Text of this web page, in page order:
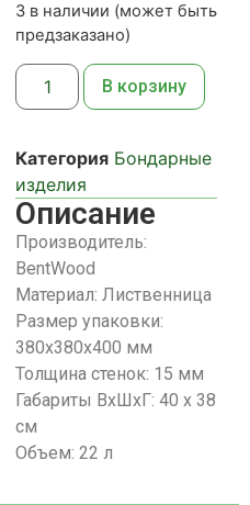
3 в наличии (может быть
предзаказано)
В корзину
Категория Бондарные
изделия
Описание
Производитель:
BentWood
Материал: Лиственница
Размер упаковки:
380х380х400 мм
Толщина стенок: 15 мм
Габариты ВхШхГ: 40 х 38
см
Объем: 22 л